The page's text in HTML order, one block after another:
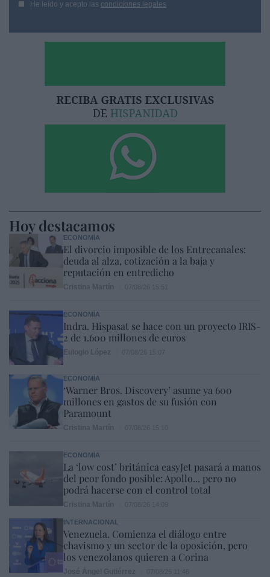
He leído y acepto las condiciones legales
Hoy destacamos
ECONOMÍA
El divorcio imposible de los Entrecanales:
deuda al alza, cotización a la baja y
reputación en entredicho
ECONOMÍA
Indra. Hispasat se hace con un proyecto IRIS-
2 de 1.600 millones de euros
ECONOMÍA
‘Warner Bros. Discovery’ asume ya 600
millones en gastos de su fusión con
Paramount
ECONOMÍA
La ‘low cost’ británica easyJet pasará a manos
del peor fondo posible: Apollo... pero no
podrá hacerse con el control total
INTERNACIONAL
Venezuela. Comienza el diálogo entre
chavismo y un sector de la oposición, pero
los venezolanos quieren a Corina